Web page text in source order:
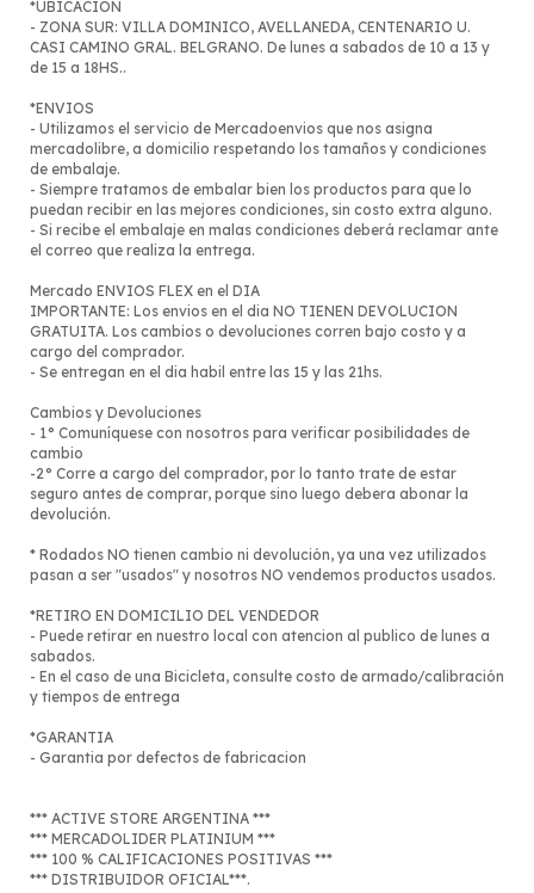
*UBICACION
- ZONA SUR: VILLA DOMINICO, AVELLANEDA, CENTENARIO U.
CASI CAMINO GRAL. BELGRANO. De lunes a sabados de 10 a 13 y
de 15 a 18HS..
*ENVIOS
- Utilizamos el servicio de Mercadoenvios que nos asigna
mercadolibre, a domicilio respetando los tamaños y condiciones
de embalaje.
- Siempre tratamos de embalar bien los productos para que lo
puedan recibir en las mejores condiciones, sin costo extra alguno.
- Si recibe el embalaje en malas condiciones deberá reclamar ante
el correo que realiza la entrega.
Mercado ENVIOS FLEX en el DIA
IMPORTANTE: Los envios en el dia NO TIENEN DEVOLUCION
GRATUITA. Los cambios o devoluciones corren bajo costo y a
cargo del comprador.
- Se entregan en el dia habil entre las 15 y las 21hs.
Cambios y Devoluciones
- 1° Comuníquese con nosotros para verificar posibilidades de
cambio
-2° Corre a cargo del comprador, por lo tanto trate de estar
seguro antes de comprar, porque sino luego debera abonar la
devolución.
* Rodados NO tienen cambio ni devolución, ya una vez utilizados
pasan a ser "usados" y nosotros NO vendemos productos usados.
*RETIRO EN DOMICILIO DEL VENDEDOR
- Puede retirar en nuestro local con atencion al publico de lunes a
sabados.
- En el caso de una Bicicleta, consulte costo de armado/calibración
y tiempos de entrega
*GARANTIA
- Garantia por defectos de fabricacion
*** ACTIVE STORE ARGENTINA ***
*** MERCADOLIDER PLATINIUM ***
*** 100 % CALIFICACIONES POSITIVAS ***
*** DISTRIBUIDOR OFICIAL***.